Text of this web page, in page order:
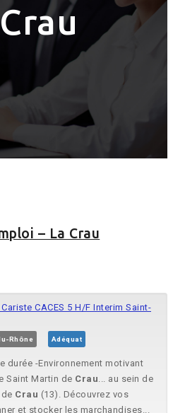
– La Crau
CACES 5 H/F Interim Saint-
Rhône Adéquat
durée -Environnement motivant
Saint Martin de Crau... au sein de
Crau (13). Découvrez vos
et stocker les marchandises...